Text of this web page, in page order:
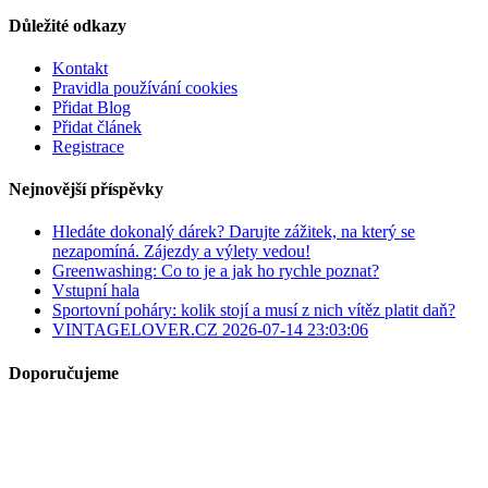
Důležité odkazy
Kontakt
Pravidla používání cookies
Přidat Blog
Přidat článek
Registrace
Nejnovější příspěvky
Hledáte dokonalý dárek? Darujte zážitek, na který se
nezapomíná. Zájezdy a výlety vedou!
Greenwashing: Co to je a jak ho rychle poznat?
Vstupní hala
Sportovní poháry: kolik stojí a musí z nich vítěz platit daň?
VINTAGELOVER.CZ 2026-07-14 23:03:06
Doporučujeme